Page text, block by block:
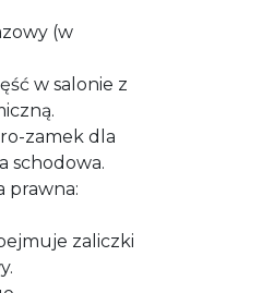
(w
w salonie z
zamek dla
schodowa.
prawna:
zaliczki